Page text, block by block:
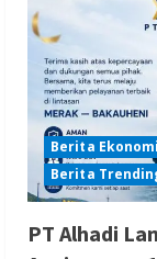
Berita
Berita
PT Alhadi